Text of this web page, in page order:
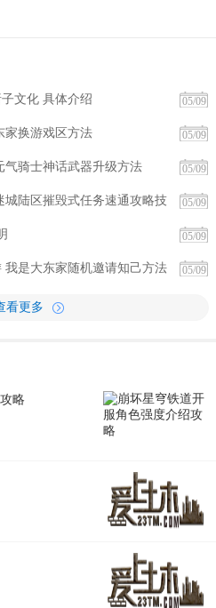
05/09
文化 具体介绍
05/09
家换游戏区方法
05/09
气骑士神话武器升级方法
05/09
陆区摧毁式任务速通攻略技
05/09
05/09
是大东家随机邀请知己方法
看更多
略